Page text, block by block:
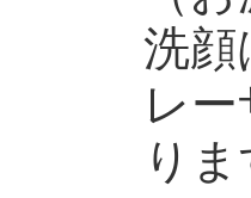
洗顔
レ
り